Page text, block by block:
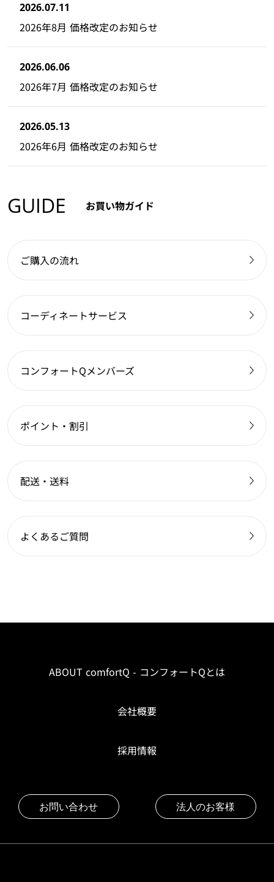
2026.07.11
2026年8月 価格改定のお知らせ
2026.06.06
2026年7月 価格改定のお知らせ
2026.05.13
2026年6月 価格改定のお知らせ
GUIDE お買い物ガイド
ご購入の流れ
コーディネートサービス
コンフォートQメンバーズ
ポイント・割引
配送・送料
よくあるご質問
ABOUT comfortQ - コンフォートQとは
会社概要
採用情報
お問い合わせ 法人のお客様